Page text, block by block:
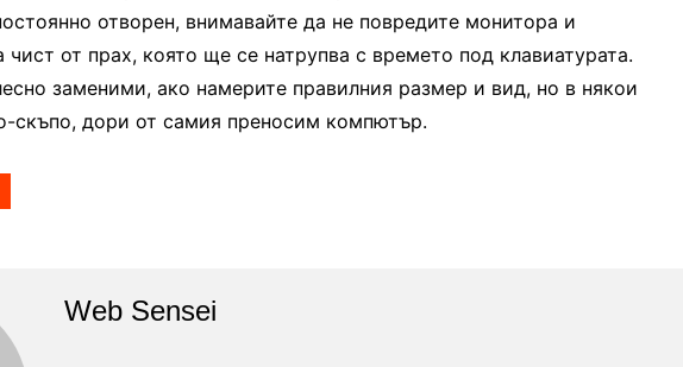
отворен, внимавайте да не повредите монитора и
от прах, която ще се натрупва с времето под клавиатурата.
заменими, ако намерите правилния размер и вид, но в някои
скъпо, дори от самия преносим компютър.
Web Sensei